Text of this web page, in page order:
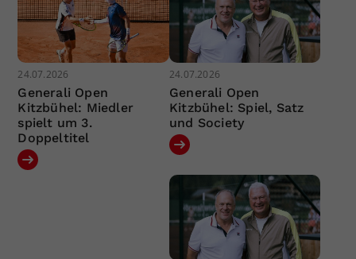
24.07.2026
Generali Open
Kitzbühel: Miedler
spielt um 3.
Doppeltitel
24.07.2026
Generali Open
Kitzbühel: Spiel, Satz
und Society